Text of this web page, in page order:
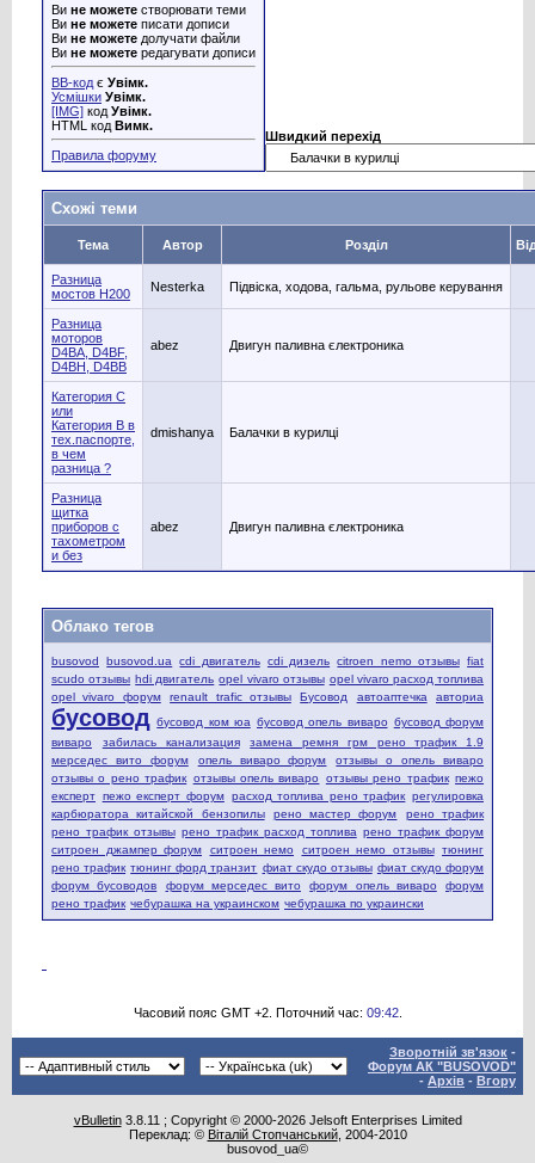
Ви не можете створювати теми
Ви не можете писати дописи
Ви не можете долучати файли
Ви не можете редагувати дописи
BB-код є Увімк.
Усмішки Увімк.
[IMG] код Увімк.
HTML код Вимк.
Правила форуму
Швидкий перехід
Схожі теми
Тема Автор Розділ
Разница
мостов H200
Nesterka Підвіска, ходова, гальма, рульове керування
Разница
моторов
D4BA, D4BF,
D4BH, D4BB
abez Двигун паливна єлектроника
Категория C
или
Категория B в
тех.паспорте,
в чем
разница ?
dmishanya Балачки в курилці
Разница
щитка
приборов с
тахометром
и без
abez Двигун паливна єлектроника
Облако тегов
busovod busovod.ua cdi двигатель cdi дизель citroen nemo отзывы fiat
scudo отзывы hdi двигатель opel vivaro отзывы opel vivaro расход топлива
opel vivaro форум
renault trafic отзывы Бусовод автоаптечка авториа
бусовод бусовод ком юа бусовод опель виваро бусовод форум
виваро
забилась канализация
замена ремня грм рено трафик 1.9
мерседес вито форум
опель виваро форум
отзывы о опель виваро
отзывы о рено трафик отзывы опель виваро отзывы рено трафик пежо
експерт пежо експерт форум расход топлива рено трафик регулировка
карбюратора китайской бензопилы
рено мастер форум
рено трафик
рено трафик отзывы рено трафик расход топлива рено трафик форум
ситроен джампер форум
ситроен немо ситроен немо отзывы тюнинг
рено трафик тюнинг форд транзит фиат скудо отзывы фиат скудо форум
форум бусоводов
форум мерседес вито форум опель виваро
форум
рено трафик чебурашка на украинском чебурашка по украински
Часовий пояс GMT +2. Поточний час: 09:42.
Зворотній зв'язок -
Форум АК "BUSOVOD"
- Архів - Вгору
vBulletin3.8.11 ; Copyright © 2000-2026 Jelsoft Enterprises Limited
Переклад: © Віталій Стопчанський, 2004-2010
busovod_ua©